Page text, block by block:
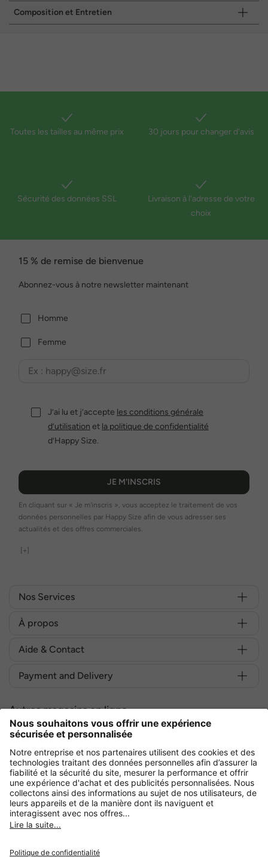
Composition et Entretien
Toutes les tailles au même prix 30 jours pour changer d'avis
Sécurité des données SSL
Livraison à l'adresse de votre
choix
15 % de remise de bienvenue
Abonnez-vous à notre newsletter maintenant
Homme
Femme
J’ai lu et j’accepte les conditions générale
d’utilisation et la politique de confidentialité
d’Happy Size.
JE M'INSCRIS
En cliquant sur « Je m'inscris », vous acceptez le traitement de vos
données personnelles par Happy Size afin de vous adresser ses
actualités et des offres commerciales.
[+]
Nos Services
À propos
Aide & Contact
Payment and Delivery
Autres magasins en ligne
France
Achetez en toute sécurité avec :